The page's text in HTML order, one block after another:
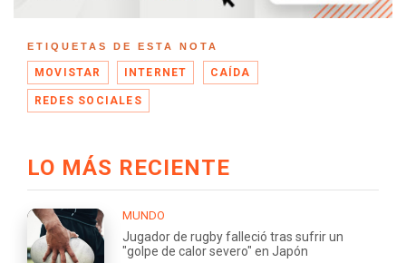
ETIQUETAS DE ESTA NOTA
MOVISTAR INTERNET CAÍDA
REDES SOCIALES
LO MÁS RECIENTE
MUNDO
Jugador de rugby falleció tras sufrir un
"golpe de calor severo" en Japón